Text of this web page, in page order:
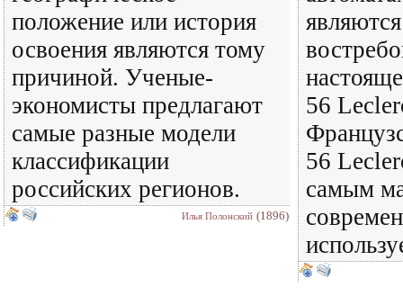
положение или история
освоения являются тому
причиной. Ученые-
экономисты предлагают
самые разные модели
классификации
российских регионов.
Илья Полонский (1896)
56
56
самым